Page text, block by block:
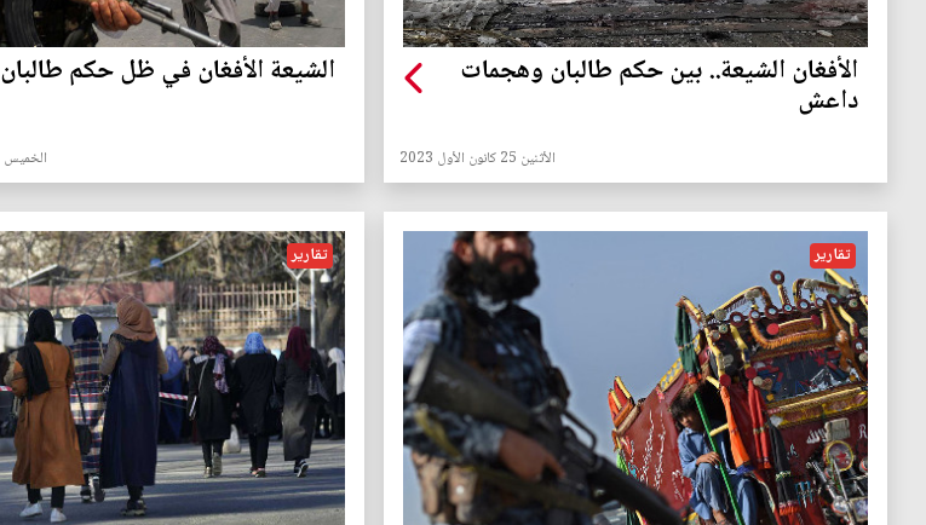
الأفغان الشيعة.. بين حكم طالبان وهجمات
داعش
الأثنين 25 كانون الأول 2023
الشيعة الأفغان في ظل حكم طالبان
الخميس 13 تشرين الاول 2022
تقارير تقارير